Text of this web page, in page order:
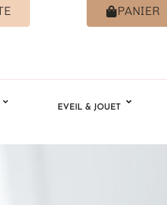
PANIER
EVEIL & JOUET